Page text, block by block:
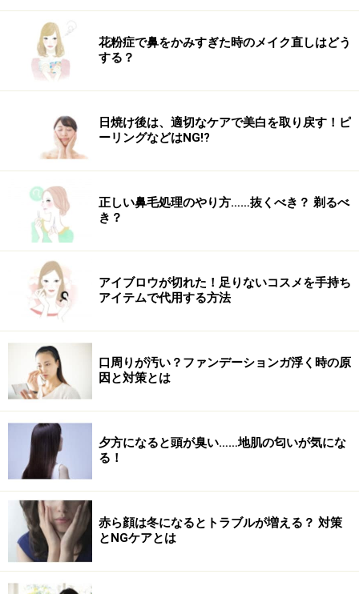
す。
2.息を一旦吸い、吐きながら、ゆっくりと体を後ろに倒
していきます。この時、パンチを避け、おヘソを背骨に
甲骨部分まで倒します。背骨を1こ1こ床につけていくよ
う自分の体をコントロールするのがコツ。
3.肩甲骨まで床に着いたら、今度は逆に背骨を床からひ
とつひとつ剥がすようにして体を起こし1の位置まで戻
ります。反動で起きるのではなく、おヘソと恥骨の距離
を縮めるような意識で！ この動きを3～4回繰り返す。
4.1の位置から両脚を軽く浮かせた状態で、バランスをと
るのも有効です。全てのエネルギーをお腹周りに集中さ
せ、ゆっくりとした呼吸を数回繰り返します。
花粉症で鼻をかみすぎた時のメイク直しはどう
する？
日焼け後は、適切なケアで美白を取り戻す！ピ
ーリングなどはNG!?
正しい鼻毛処理のやり方……抜くべき？ 剃るべ
き？
アイブロウが切れた！足りないコスメを手持ち
アイテムで代用する方法
口周りが汚い？ファンデーションガ浮く時の原
因と対策とは
夕方になると頭が臭い……地肌の匂いが気にな
る！
赤ら顔は冬になるとトラブルが増える？ 対策
とNGケアとは